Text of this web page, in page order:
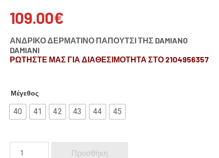
109.00€
ΑΝΔΡΙΚΟ ΔΕΡΜΑΤΙΝΟ ΠΑΠΟΥΤΣΙ ΤΗΣ DAMIANO
DAMIANI
ΡΩΤΗΣΤΕ ΜΑΣ ΓΙΑ ΔΙΑΘΕΣΙΜΟΤΗΤΑ ΣΤΟ 2104956357
Μέγεθος
40 41 42 43 44 45
Προσθήκη